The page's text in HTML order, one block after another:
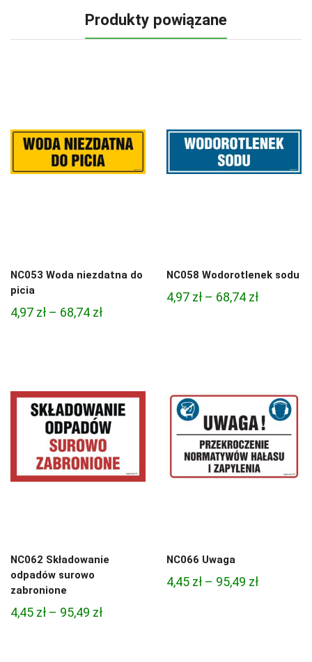
Produkty powiązane
NC053 Woda niezdatna do
picia
4,97 zł – 68,74 złZakres
68,74 zł
NC058 Wodorotlenek sodu
4,97 zł – 68,74 złZakres
NC062 Składowanie
odpadów surowo
zabronione
4,45 zł – 95,49 złZakres
NC066 Uwaga
4,45 zł – 95,49 złZakres